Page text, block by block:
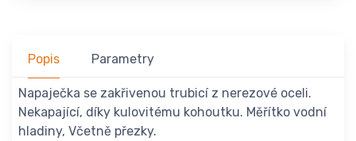
Popis Parametry
Napaječka se zakřivenou trubicí z nerezové oceli.
Nekapající, díky kulovitému kohoutku. Měřítko vodní
hladiny, Včetně přezky.